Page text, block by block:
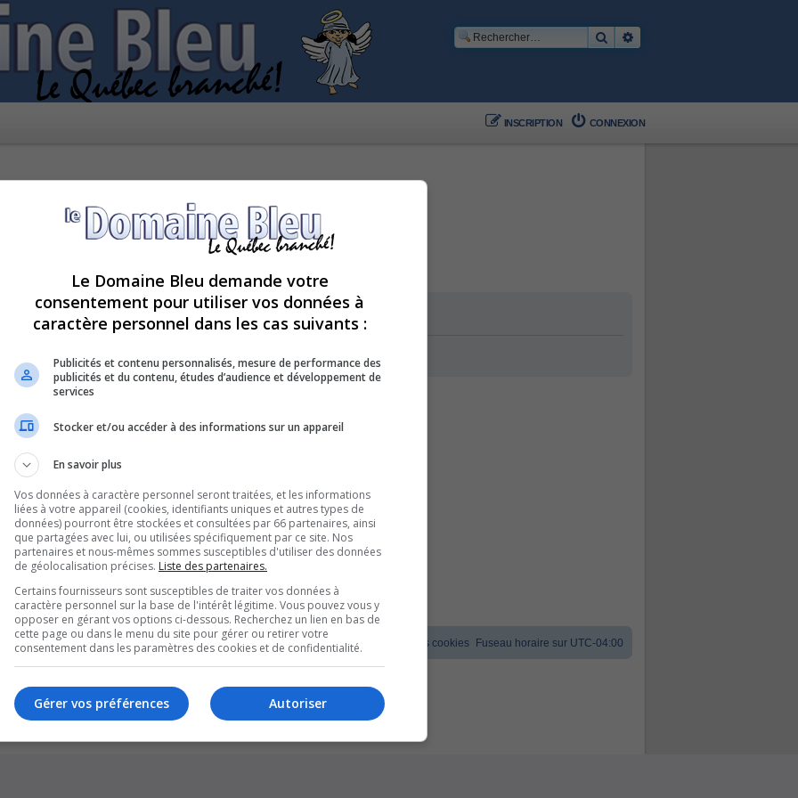
Rechercher
CONNEXION
INSCRIPTION
Fuseau horaire sur UTC-04:00
Supprimer les cookies
Style version: 1.1.8
Développé parphpBB
® Forum Software © phpBB Limited
Traduction française officielle©Qiaeru
Le Domaine Bleu demande votre
consentement pour utiliser vos données à
caractère personnel dans les cas suivants :
Publicités et contenu personnalisés, mesure de performance des
publicités et du contenu, études d’audience et développement de
services
Stocker et/ou accéder à des informations sur un appareil
En savoir plus
Vos données à caractère personnel seront traitées, et les informations
liées à votre appareil (cookies, identifiants uniques et autres types de
données) pourront être stockées et consultées par 66 partenaires, ainsi
que partagées avec lui, ou utilisées spécifiquement par ce site. Nos
partenaires et nous-mêmes sommes susceptibles d'utiliser des données
de géolocalisation précises. Liste des partenaires.
Certains fournisseurs sont susceptibles de traiter vos données à
caractère personnel sur la base de l'intérêt légitime. Vous pouvez vous y
opposer en gérant vos options ci-dessous. Recherchez un lien en bas de
cette page ou dans le menu du site pour gérer ou retirer votre
consentement dans les paramètres des cookies et de confidentialité.
Autoriser
Gérer vos préférences